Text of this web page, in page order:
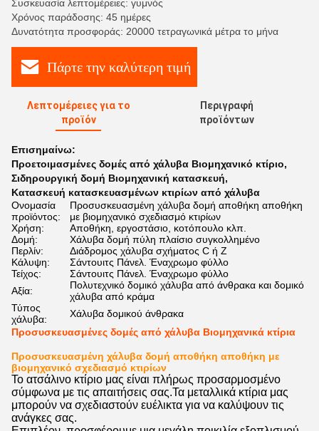
Συσκευασία λεπτομέρειες: γυμνός
Χρόνος παράδοσης: 45 ημέρες
Δυνατότητα προσφοράς: 20000 τετραγωνικά μέτρα το μήνα
Πάρτε την καλύτερη τιμή
Λεπτομέρειες για το
προϊόν
Περιγραφή
προϊόντων
Επισημαίνω:
Προετοιμασμένες δομές από χάλυβα Βιομηχανικό κτίριο,
Σιδηρουργική δομή Βιομηχανική κατασκευή,
Κατασκευή κατασκευασμένων κτιρίων από χάλυβα
Ονομασία
προϊόντος:
Προσυσκευασμένη χάλυβα δομή αποθήκη αποθήκη
με βιομηχανικό σχεδιασμό κτιρίων
Χρήση:
Αποθήκη, εργοστάσιο, κοτόπουλο κλπ.
Δομή:
Χάλυβα δομή πύλη πλαίσιο συγκολλημένο
Περλίν:
Διάδρομος χάλυβα σχήματος C ή Z
Κάλυψη:
Σάντουιτς Πάνελ. Έναχρωμο φύλλο
Τείχος:
Σάντουιτς Πάνελ. Έναχρωμο φύλλο
Αξία:
Πολυτεχνικό δομικό χάλυβα από άνθρακα και δομικό
χάλυβα από κράμα
Τύπος
χάλυβα:
Χάλυβα δομικού άνθρακα
Προσυσκευασμένες δομές από χάλυβα Βιομηχανικά κτίρια
Προσυσκευασμένη χάλυβα δομή αποθήκη αποθήκη με
βιομηχανικό σχεδιασμό κτιρίων
Το ατσάλινο κτίριο μας είναι πλήρως προσαρμοσμένο
σύμφωνα με τις απαιτήσεις σας.Τα μεταλλικά κτίρια μας
μπορούν να σχεδιαστούν ευέλικτα για να καλύψουν τις
ανάγκες σας.